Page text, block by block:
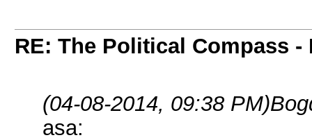
RE: The Political Compass -
(04-08-2014, 09:38 PM)
asa: